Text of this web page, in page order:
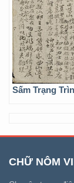
Sấm Trạng
CHỮ NÔM